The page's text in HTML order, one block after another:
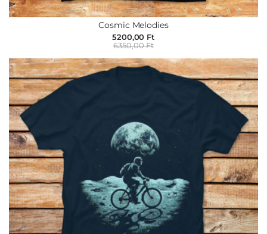
Cosmic Melodies
5200,00 Ft
6350,00 Ft